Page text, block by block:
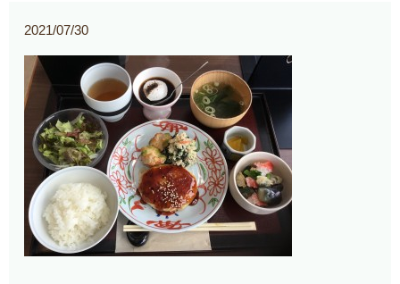
2021/07/30